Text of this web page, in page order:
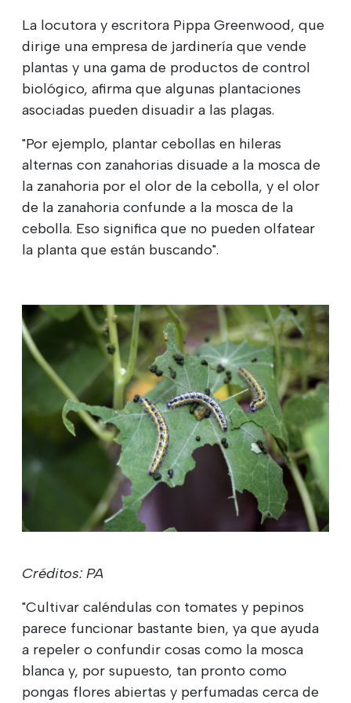
La locutora y escritora Pippa Greenwood, que
dirige una empresa de jardinería que vende
plantas y una gama de productos de control
biológico, afirma que algunas plantaciones
asociadas pueden disuadir a las plagas.
"Por ejemplo, plantar cebollas en hileras
alternas con zanahorias disuade a la mosca de
la zanahoria por el olor de la cebolla, y el olor
de la zanahoria confunde a la mosca de la
cebolla. Eso significa que no pueden olfatear
la planta que están buscando".
Créditos: PA
"Cultivar caléndulas con tomates y pepinos
parece funcionar bastante bien, ya que ayuda
a repeler o confundir cosas como la mosca
blanca y, por supuesto, tan pronto como
pongas flores abiertas y perfumadas cerca de